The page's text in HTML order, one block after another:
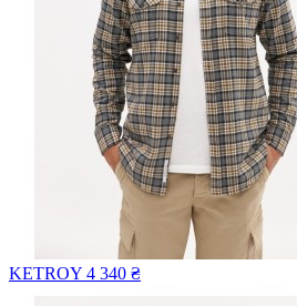
KETROY 4 340 ₴